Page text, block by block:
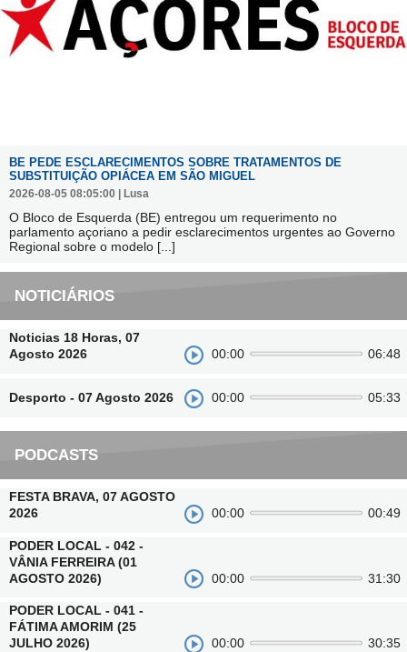
BE PEDE ESCLARECIMENTOS SOBRE TRATAMENTOS DE
SUBSTITUIÇÃO OPIÁCEA EM SÃO MIGUEL
2026-08-05 08:05:00 | Lusa
O Bloco de Esquerda (BE) entregou um requerimento no
parlamento açoriano a pedir esclarecimentos urgentes ao Governo
Regional sobre o modelo [...]
NOTICIÁRIOS
Noticias 18 Horas, 07
Agosto 2026
00:00 06:48
Desporto - 07 Agosto 2026 00:00 05:33
PODCASTS
FESTA BRAVA, 07 AGOSTO
2026
00:00 00:49
PODER LOCAL - 042 -
VÂNIA FERREIRA (01
AGOSTO 2026)
00:00 31:30
PODER LOCAL - 041 -
FÁTIMA AMORIM (25
JULHO 2026)
00:00 30:35